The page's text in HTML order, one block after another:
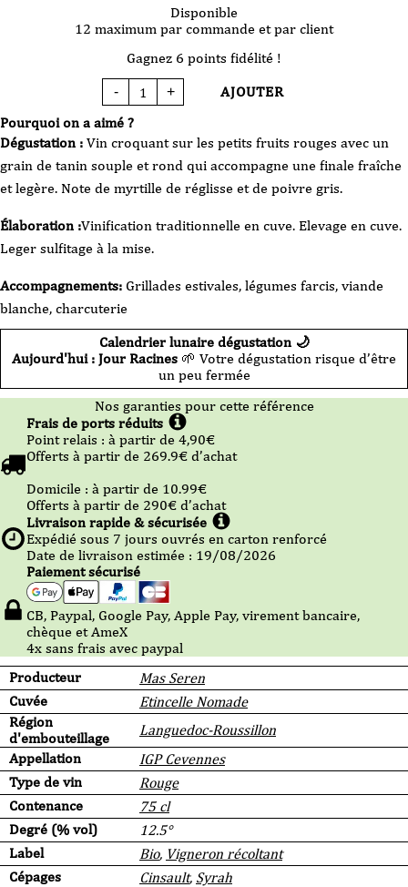
Pourquoi on a aimé ?
Dégustation : Vin croquant sur les petits fruits rouges avec un
grain de tanin souple et rond qui accompagne une finale fraîche
et legère. Note de myrtille de réglisse et de poivre gris.
Élaboration :Vinification traditionnelle en cuve. Elevage en cuve.
Leger sulfitage à la mise.
Accompagnements: Grillades estivales, légumes farcis, viande
blanche, charcuterie
Calendrier lunaire dégustation 🌙
Aujourd'hui : Jour Racines 🌱 Votre dégustation risque d’être
un peu fermée
Producteur
Mas Seren
Cuvée
Etincelle Nomade
Région
d'embouteillage
Languedoc-Roussillon
Appellation
IGP Cevennes
Type de vin
Rouge
Contenance
75 cl
Degré (% vol)
12.5°
Label
Bio, Vigneron récoltant
Cépages
Cinsault, Syrah
Disponible
12 maximum par commande et par client
Gagnez 6 points fidélité !
-
quantité
de
Rouge
Mas
-
-
-
2025
75cl
+ AJOUTER
Nos garanties pour cette référence
Frais de ports réduits
Point relais : à partir de 4,90€
Offerts à partir de 269.9€ d’achat
Domicile : à partir de 10.99€
Offerts à partir de 290€ d’achat
Livraison rapide & sécurisée
Expédié sous 7 jours ouvrés en carton renforcé
Date de livraison estimée : 19/08/2026
Paiement sécurisé
CB, Paypal, Google Pay, Apple Pay, virement bancaire,
chèque et AmeX
4x sans frais avec paypal